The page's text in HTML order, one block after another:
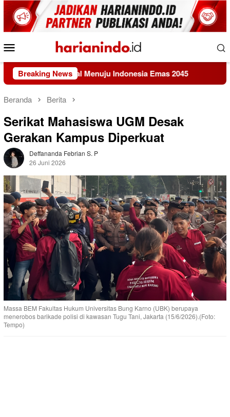
Loncat
ke
konten
Mobile
Breaking News
Nasional Menuju Indonesia Emas 2045 KEMAKI
Beranda Berita
Serikat Mahasiswa UGM Desak
Gerakan Kampus Diperkuat
Deffananda Febrian S. P
26 Juni 2026
Massa BEM Fakultas Hukum Universitas Bung Karno (UBK) berupaya
menerobos barikade polisi di kawasan Tugu Tani, Jakarta (15/6/2026).(Foto:
Tempo)